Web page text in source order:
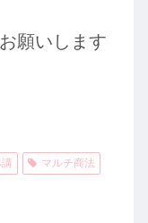
願いします
マルチ商法